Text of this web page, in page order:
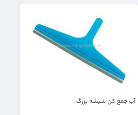
آب جمع کن شیشه بزرگ